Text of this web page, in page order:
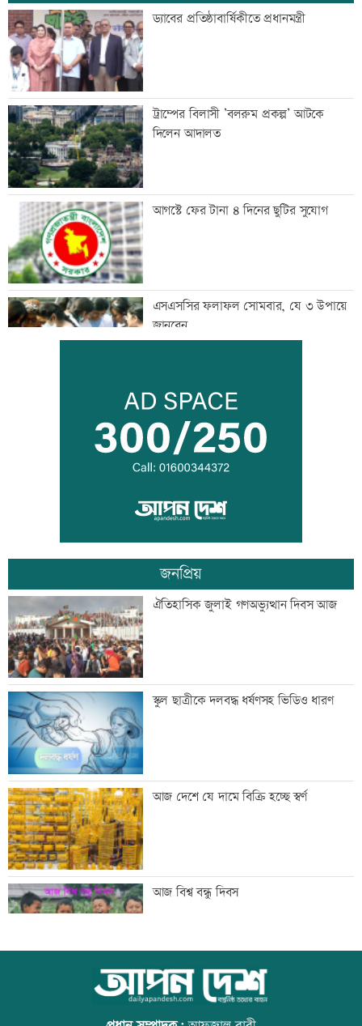
ড্যাবের প্রতিষ্ঠাবার্ষিকীতে প্রধানমন্ত্রী
ট্রাম্পের বিলাসী ’বলরুম প্রকল্প’ আটকে
দিলেন আদালত
আগস্টে ফের টানা ৪ দিনের ছুটির সুযোগ
এসএসসির ফলাফল সোমবার, যে ৩ উপায়ে
জানবেন
দেশের ৬ অঞ্চলে ভারী বর্ষণের আভাস
সিন্ডিকেট ভেঙে কৃষকদের লাভ নিশ্চিত করা
হবে: আইনমন্ত্রী
টেলিভিশনে আজকের যত খেলা
শনিবার রাজধানীর যেসব মার্কেট-দর্শনীয় স্থান
বন্ধ
শাহজালাল বিমানবন্দরে আগুন, সাময়িক বন্ধ
যাত্রীসেবা
গ্রিস উপকূলে দুই শতাধিক অভিবাসী উদ্ধার,
অধিকাংশ বাংলাদেশি
অস্থির বাজারে আজ স্বর্ণের ভরি কত
জনপ্রিয়
ঐতিহাসিক জুলাই গণঅভ্যুত্থান দিবস আজ
স্কুল ছাত্রীকে দলবদ্ধ ধর্ষণসহ ভিডিও ধারণ
আজ দেশে যে দামে বিক্রি হচ্ছে স্বর্ণ
আজ বিশ্ব বন্ধু দিবস
উত্থান-পতনের বাজারে আজ স্বর্ণের ভরি কত